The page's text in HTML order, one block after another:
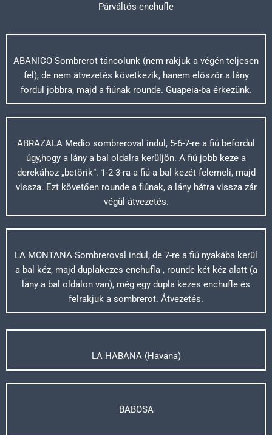
Párváltós enchufle
ABANICO Sombrerot táncolunk (nem rakjuk a végén teljesen
fel), de nem átvezetés következik, hanem először a lány
fordul jobbra, majd a fiúnak rounde. Guapeia-ba érkezünk.
ABRAZALA Medio sombreroval indul, 5-6-7-re a fiú befordul
úgy,hogy a lány a bal oldalra kerüljön. A fiú jobb keze a
derekához „betörik”. 1-2-3-ra a fiú a bal kezét felemeli, majd
vissza. Ezt követően rounde a fiúnak, a lány hátra vissza zár
végül átvezetés.
LA MONTANA Sombreroval indul, de 7-re a fiú nyakába kerül
a bal kéz, majd duplakezes enchufla , rounde két kéz alatt (a
lány a bal oldalon van), még egy dupla kezes enchufle és
felrakjuk a sombrerot. Átvezetés.
LA HABANA (Havana)
BABOSA